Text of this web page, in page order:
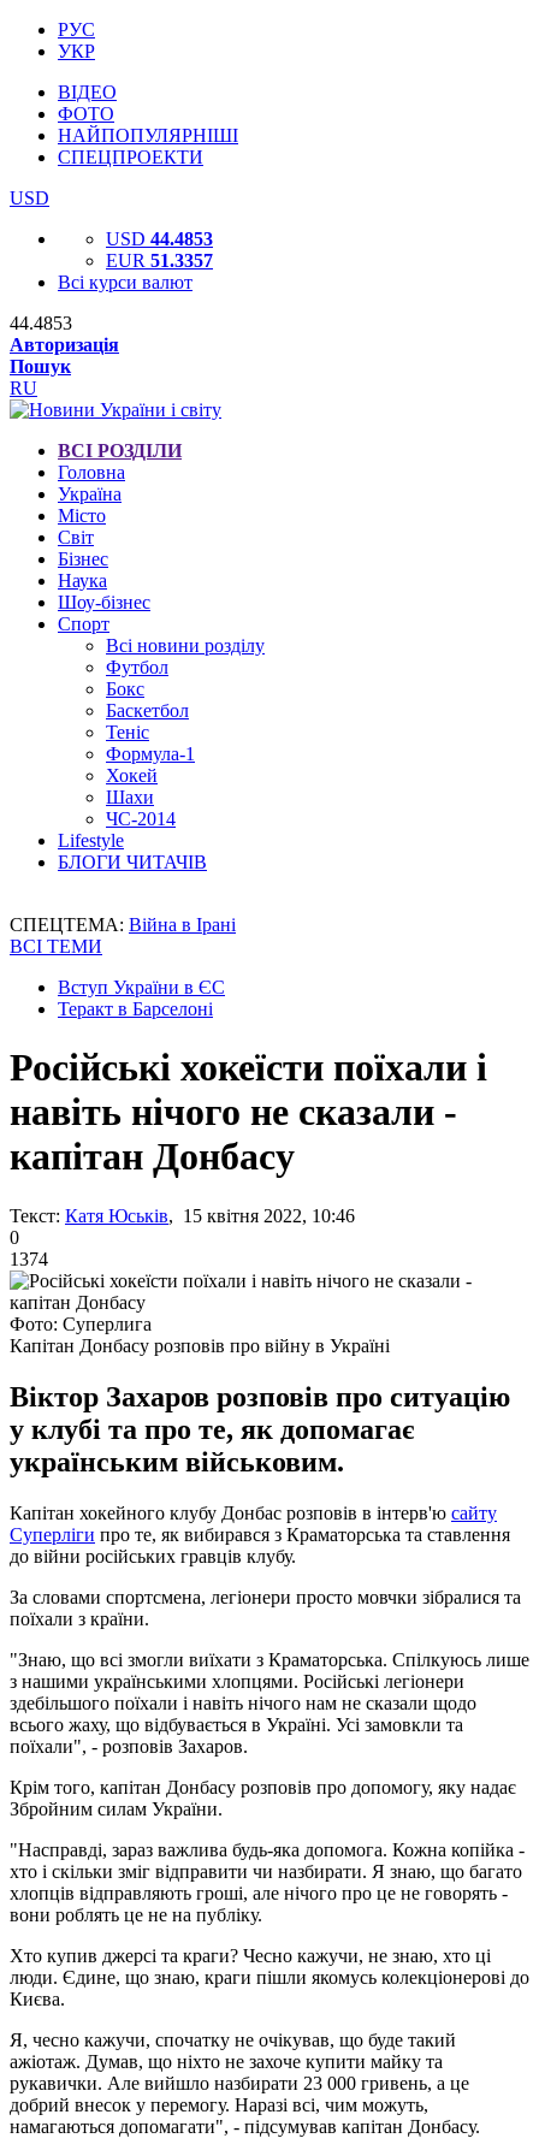
РУС
УКР
ВІДЕО
ФОТО
НАЙПОПУЛЯРНІШІ
СПЕЦПРОЕКТИ
USD
USD 44.4853
EUR 51.3357
Всі курси валют
44.4853
Авторизація
Пошук
RU
ВСІ РОЗДІЛИ
Головна
Україна
Місто
Світ
Бізнес
Наука
Шоу-бізнес
Спорт
Всі новини розділу
Футбол
Бокс
Баскетбол
Теніс
Формула-1
Хокей
Шахи
ЧС-2014
Lifestyle
БЛОГИ ЧИТАЧІВ
СПЕЦТЕМА: Війна в Ірані
ВСІ ТЕМИ
Вступ України в ЄС
Теракт в Барселоні
Російські хокеїсти поїхали і
навіть нічого не сказали -
капітан Донбасу
Текст: Катя Юськів, 15 квітня 2022, 10:46
0
1374
Фото: Суперлига
Капітан Донбасу розповів про війну в Україні
Віктор Захаров розповів про ситуацію
у клубі та про те, як допомагає
українським військовим.
Капітан хокейного клубу Донбас розповів в інтерв'ю сайту
Суперліги про те, як вибирався з Краматорська та ставлення
до війни російських гравців клубу.
За словами спортсмена, легіонери просто мовчки зібралися та
поїхали з країни.
"Знаю, що всі змогли виїхати з Краматорська. Спілкуюсь лише
з нашими українськими хлопцями. Російські легіонери
здебільшого поїхали і навіть нічого нам не сказали щодо
всього жаху, що відбувається в Україні. Усі замовкли та
поїхали", - розповів Захаров.
Крім того, капітан Донбасу розповів про допомогу, яку надає
Збройним силам України.
"Насправді, зараз важлива будь-яка допомога. Кожна копійка -
хто і скільки зміг відправити чи назбирати. Я знаю, що багато
хлопців відправляють гроші, але нічого про це не говорять -
вони роблять це не на публіку.
Хто купив джерсі та краги? Чесно кажучи, не знаю, хто ці
люди. Єдине, що знаю, краги пішли якомусь колекціонерові до
Києва.
Я, чесно кажучи, спочатку не очікував, що буде такий
ажіотаж. Думав, що ніхто не захоче купити майку та
рукавички. Але вийшло назбирати 23 000 гривень, а це
добрий внесок у перемогу. Наразі всі, чим можуть,
намагаються допомагати", - підсумував капітан Донбасу.